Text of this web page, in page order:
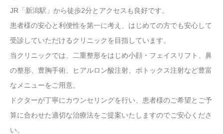
JR「新潟駅」から徒歩2分とアクセスも良好です。
患者様の安心と利便性を第一に考え、はじめての方でも安心して
受診していただけるクリニックを目指しています。
当クリニックでは、二重整形をはじめ小顔・フェイスリフト、鼻
の整形、豊胸手術、ヒアルロン酸注射、ボトックス注射など豊富
なメニューをご用意。
ドクターが丁寧にカウンセリングを行い、患者様のご希望とご予
算に合わせた適切な治療法をご提案いたしますのでご安心くださ
い。